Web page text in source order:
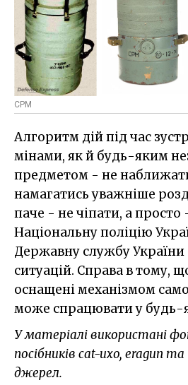
СРМ
Алгоритм дій під час
мінами, як й будь-яким
предметом - не
намагатись уважніше
паче - не чіпати, а
Національну поліцію
Державну службу України
ситуацій. Справа в тому,
оснащені механізмом
може спрацювати у будь-
У матеріалі використані
посібників cat-uxo, eragun
джерел.